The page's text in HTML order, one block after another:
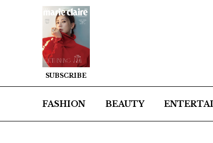
SUBSCRIBE
FASHION BEAUTY